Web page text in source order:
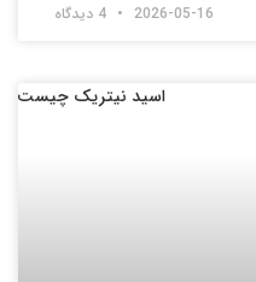
2026-05-16